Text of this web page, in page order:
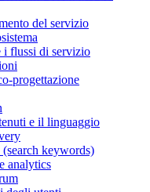
del servizio
i flussi di servizio
progettazione
e il linguaggio
keywords)
analytics